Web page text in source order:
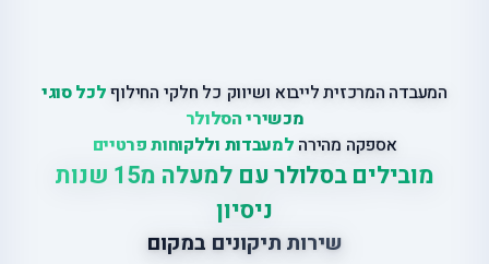
המעבדה המרכזית לייבוא ושיווק כל חלקי החילוףלכל סוגי
מכשירי הסלולר
אספקה מהירה למעבדות וללקוחות פרטיים
מובילים בסלולר עם למעלה מ15 שנות
ניסיון
שירות תיקונים במקום